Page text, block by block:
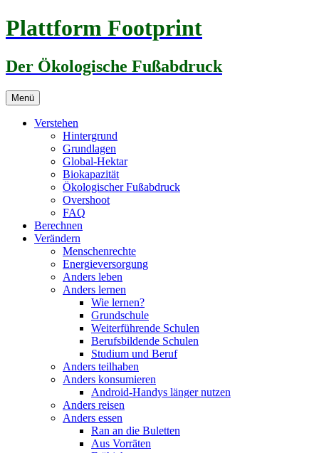
Zum
Inhalt
Plattform Footprint
Der Ökologische Fußabdruck
Menü
Verstehen
Hintergrund
Grundlagen
Global-Hektar
Biokapazität
Ökologischer Fußabdruck
Overshoot
FAQ
Berechnen
Verändern
Menschenrechte
Energieversorgung
Anders leben
Anders lernen
Wie lernen?
Grundschule
Weiterführende Schulen
Berufsbildende Schulen
Studium und Beruf
Anders teilhaben
Anders konsumieren
Android-Handys länger nutzen
Anders reisen
Anders essen
Ran an die Buletten
Aus Vorräten